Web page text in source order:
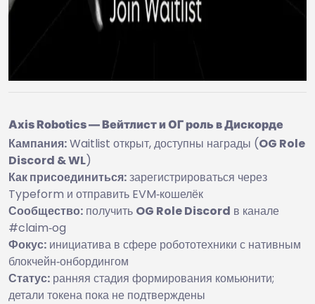
Axis Robotics — Вейтлист и ОГ роль в Дискорде
Кампания:Waitlist открыт, доступны награды (OG Role
Discord & WL)
Как присоединиться:зарегистрироваться через
Typeform и отправить EVM‑кошелёк
Сообщество: получить OG Role Discord в канале
#claim‑og
Фокус: инициатива в сфере робототехники с нативным
блокчейн‑онбордингом
Статус: ранняя стадия формирования комьюнити;
детали токена пока не подтверждены